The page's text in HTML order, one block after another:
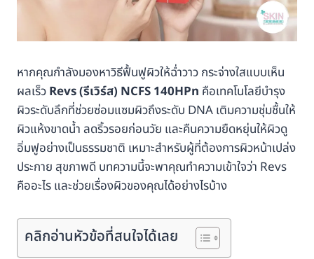
หากคุณกำลังมองหาวิธีฟื้นฟูผิวให้ฉ่ำวาว กระจ่างใสแบบเห็น
ผลเร็วRevs (รีเวิร์ส) NCFS 140HPn คือเทคโนโลยีบำรุง
ผิวระดับลึกที่ช่วยซ่อมแซมผิวถึงระดับ DNA เติมความชุ่มชื้นให้
ผิวแห้งขาดน้ำ ลดริ้วรอยก่อนวัย และคืนความยืดหยุ่นให้ผิวดู
อิ่มฟูอย่างเป็นธรรมชาติ เหมาะสำหรับผู้ที่ต้องการผิวหน้าเปล่ง
ประกาย สุขภาพดี บทความนี้จะพาคุณทำความเข้าใจว่า Revs
คืออะไร และช่วยเรื่องผิวของคุณได้อย่างไรบ้าง
คลิกอ่านหัวข้อที่สนใจได้เลย